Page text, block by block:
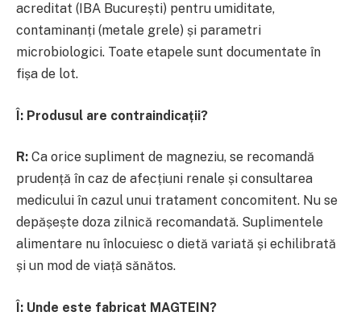
acreditat (IBA București) pentru umiditate,
contaminanți (metale grele) și parametri
microbiologici. Toate etapele sunt documentate în
fișa de lot.
Î: Produsul are contraindicații?
R: Ca orice supliment de magneziu, se recomandă
prudență în caz de afecțiuni renale și consultarea
medicului în cazul unui tratament concomitent. Nu se
depășește doza zilnică recomandată. Suplimentele
alimentare nu înlocuiesc o dietă variată și echilibrată
și un mod de viață sănătos.
Î: Unde este fabricat MAGTEIN?